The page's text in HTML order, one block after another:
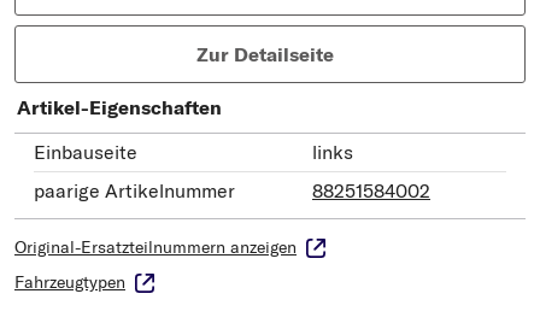
Zur Detailseite
Artikel-Eigenschaften
Einbauseite
links
paarige Artikelnummer
88251584002
Original-Ersatzteilnummern anzeigen
Fahrzeugtypen